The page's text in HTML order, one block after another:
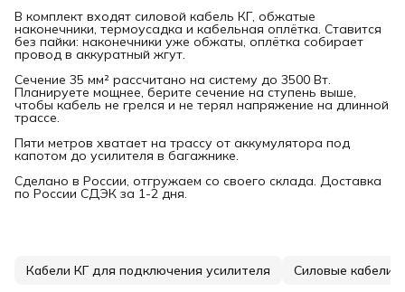
В комплект входят силовой кабель КГ, обжатые
наконечники, термоусадка и кабельная оплётка. Ставится
без пайки: наконечники уже обжаты, оплётка собирает
провод в аккуратный жгут.
Сечение 35 мм² рассчитано на систему до 3500 Вт.
Планируете мощнее, берите сечение на ступень выше,
чтобы кабель не грелся и не терял напряжение на длинной
трассе.
Пяти метров хватает на трассу от аккумулятора под
капотом до усилителя в багажнике.
Сделано в России, отгружаем со своего склада. Доставка
по России СДЭК за 1-2 дня.
Кабели КГ для подключения усилителя Силовые кабели